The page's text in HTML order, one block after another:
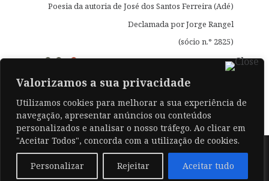
Valorizamos a sua privacidade
Utilizamos cookies para melhorar a sua experiência de
navegação, apresentar anúncios ou conteúdos
personalizados e analisar o nosso tráfego. Ao clicar em
"Aceitar Todos", concorda com a utilização de cookies.
Personalizar Rejeitar Aceitar tudo
Poesia da autoria de José dos Santos Ferreira (Adé)
Declamada por Jorge Rangel
(sócio n.° 2825)
Posted in I / 2010
. Bookmark the
permalink.
© 2026 .